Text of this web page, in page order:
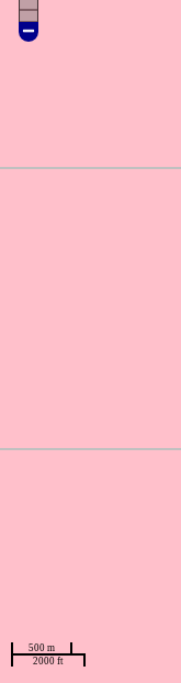
500 m
2000 ft